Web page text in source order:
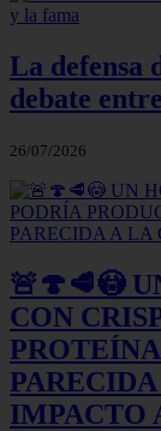
La defensa
debate
26/07/2026
🚨🍄🥩😳
CON
IMPACTO